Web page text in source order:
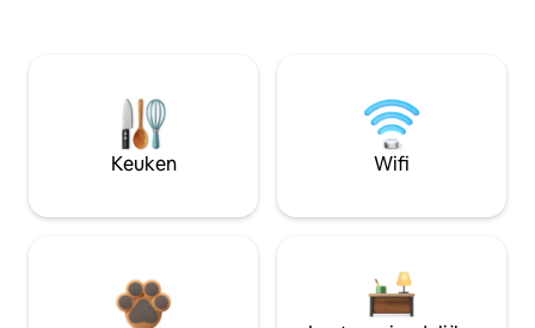
Keuken Wifi